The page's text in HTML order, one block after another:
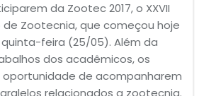
da Zootec 2017, o XXVII
de Zootecnia, que começou hoje
feira (25/05). Além da
dos acadêmicos, os
de acompanharem
relacionados a zootecnia.